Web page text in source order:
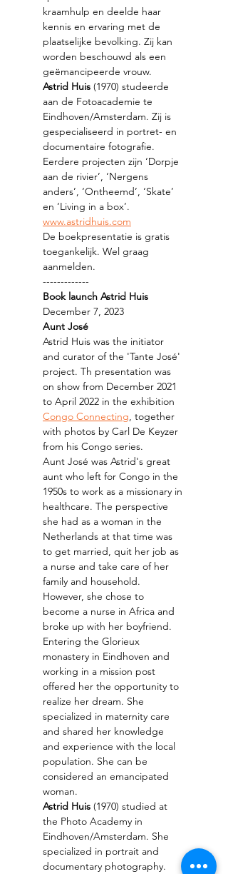
kraamhulp en deelde haar
kennis en ervaring met de
plaatselijke bevolking. Zij kan
worden beschouwd als een
geëmancipeerde vrouw.
Astrid Huis (1970) studeerde
aan de Fotoacademie te
Eindhoven/Amsterdam. Zij is
gespecialiseerd in portret- en
documentaire fotografie.
Eerdere projecten zijn ‘Dorpje
aan de rivier’, ‘Nergens
anders’, ‘Ontheemd’, ‘Skate’
en ‘Living in a box’.
www.astridhuis.com
De boekpresentatie is gratis
toegankelijk. Wel graag
aanmelden.
-------------
Book launch Astrid Huis
December 7, 2023
Aunt José
Astrid Huis was the initiator
and curator of the 'Tante José'
project. Th presentation was
on show from December 2021
to April 2022 in the exhibition
Congo Connecting, together
with photos by Carl De Keyzer
from his Congo series.
Aunt José was Astrid's great
aunt who left for Congo in the
1950s to work as a missionary in
healthcare. The perspective
she had as a woman in the
Netherlands at that time was
to get married, quit her job as
a nurse and take care of her
family and household.
However, she chose to
become a nurse in Africa and
broke up with her boyfriend.
Entering the Glorieux
monastery in Eindhoven and
working in a mission post
offered her the opportunity to
realize her dream. She
specialized in maternity care
and shared her knowledge
and experience with the local
population. She can be
considered an emancipated
woman.
Astrid Huis (1970) studied at
the Photo Academy in
Eindhoven/Amsterdam. She
specialized in portrait and
documentary photography.